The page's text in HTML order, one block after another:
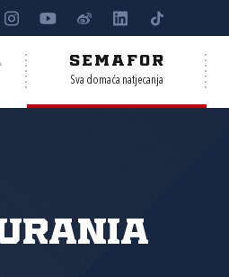
SEMAFOR
Sva domaća natjecanja